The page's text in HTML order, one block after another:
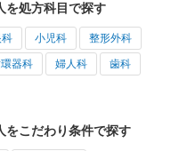
を処方科目で探す
科 小児科 整形外科
器科 婦人科 歯科
をこだわり条件で探す